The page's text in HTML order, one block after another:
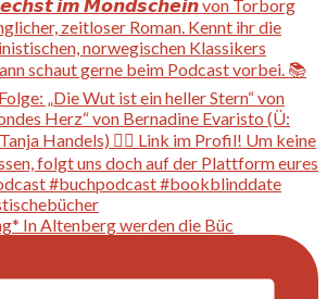
In Altenberg werden die Büc